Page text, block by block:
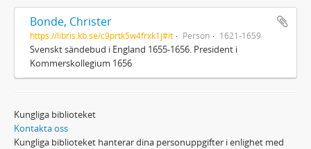
Bonde, Christer
https://libris.kb.se/c9prtk5w4frxk1j#it Person 1621-1659
Svenskt sändebud i England 1655-1656. President i
Kommerskollegium 1656
Kungliga biblioteket
Kontakta oss
Kungliga biblioteket hanterar dina personuppgifter i enlighet med